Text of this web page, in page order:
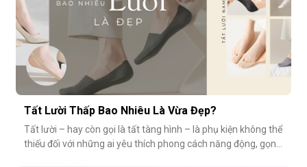
Tất Lười Thấp Bao Nhiêu Là Vừa Đẹp?
Tất lười – hay còn gọi là tất tàng hình – là phụ kiện không thể
thiếu đối với những ai yêu thích phong cách năng động, gọn